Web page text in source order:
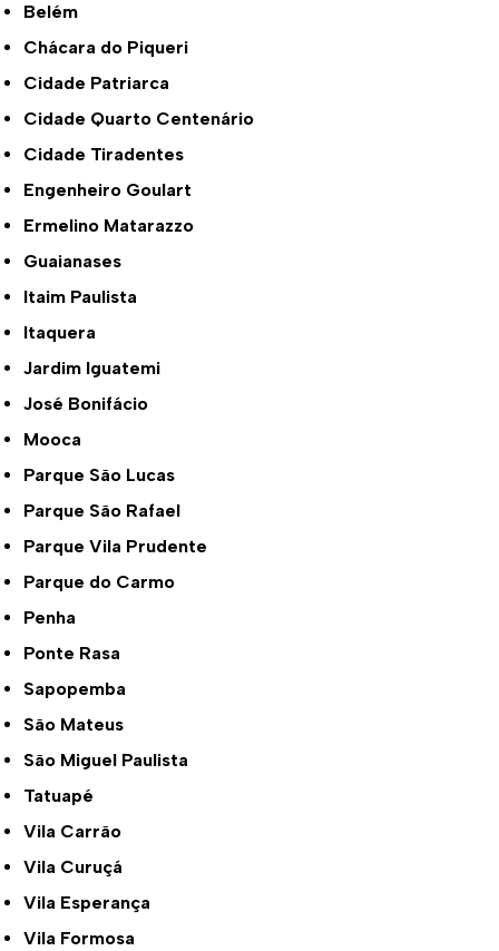
Belém
Chácara do Piqueri
Cidade Patriarca
Cidade Quarto Centenário
Cidade Tiradentes
Engenheiro Goulart
Ermelino Matarazzo
Guaianases
Itaim Paulista
Itaquera
Jardim Iguatemi
José Bonifácio
Mooca
Parque São Lucas
Parque São Rafael
Parque Vila Prudente
Parque do Carmo
Penha
Ponte Rasa
Sapopemba
São Mateus
São Miguel Paulista
Tatuapé
Vila Carrão
Vila Curuçá
Vila Esperança
Vila Formosa